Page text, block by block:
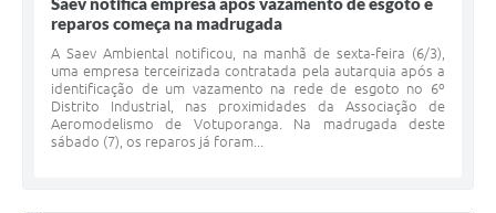
reparos começa na madrugada
A Saev Ambiental notificou, na manhã de sexta-feira (6/3),
uma empresa terceirizada contratada pela autarquia após a
identificação de um vazamento na rede de esgoto no 6º
Distrito Industrial, nas proximidades da Associação de
Aeromodelismo de Votuporanga. Na madrugada deste
sábado (7), os reparos já foram...